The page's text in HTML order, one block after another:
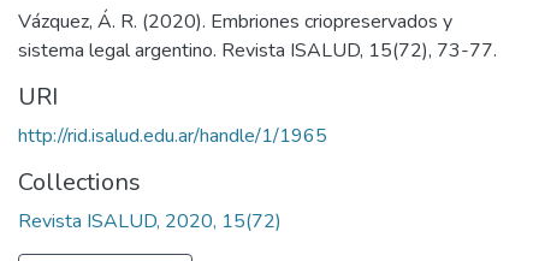
Vázquez, Á. R. (2020). Embriones criopreservados y
sistema legal argentino. Revista ISALUD, 15(72), 73-77.
URI
http://rid.isalud.edu.ar/handle/1/1965
Collections
Revista ISALUD, 2020, 15(72)